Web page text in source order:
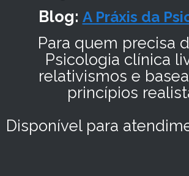
Blog: A Práxis da
Para quem precisa
Psicologia clínica
relativismos e
princípios
Disponível para